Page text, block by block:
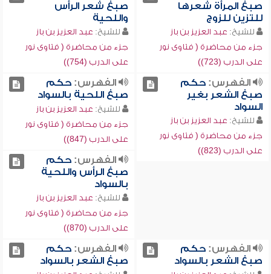
صبغ المرأة شعرها
للتزين للزوج
للشيخ: عبد العزيز بن باز
جزء من محاضرة ( فتاوى نور
على الدرب (723))
صبغ شعر الرأس
واللحية
للشيخ: عبد العزيز بن باز
جزء من محاضرة ( فتاوى نور
على الدرب (754))
الفهرس:حكم
صبغ الشعر بغير
السواد
للشيخ: عبد العزيز بن باز
جزء من محاضرة ( فتاوى نور
على الدرب (823))
الفهرس:حكم
صبغ اللحية بالسواد
للشيخ: عبد العزيز بن باز
جزء من محاضرة ( فتاوى نور
على الدرب (847))
الفهرس:حكم
صبغ الرأس واللحية
بالسواد
للشيخ: عبد العزيز بن باز
جزء من محاضرة ( فتاوى نور
على الدرب (870))
الفهرس:حكم
صبغ الشعر بالسواد
الفهرس:حكم
صبغ الشعر بالسواد